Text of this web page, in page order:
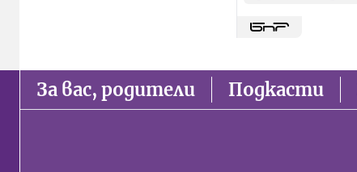
За вас, родители Подкасти